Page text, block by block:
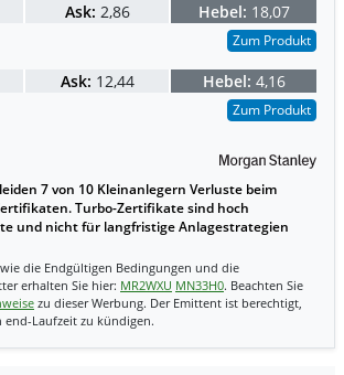
Ask: 2,86 Hebel: 18,07
Zum Produkt
Ask: 12,44 Hebel: 4,16
Zum Produkt
7 von 10 Kleinanlegern Verluste beim
Turbo-Zertifikate sind hoch
und nicht für langfristige Anlagestrategien
die Endgültigen Bedingungen und die
erhalten Sie hier: MR2WXU MN33H0. Beachten Sie
zu dieser Werbung. Der Emittent ist berechtigt,
Laufzeit zu kündigen.